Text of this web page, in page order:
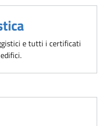
e tutti i certificati